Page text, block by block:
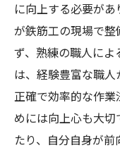
に向上する必要が
が鉄筋工の現場で
ず、熟練の職人に
は、経験豊富な職人
正確で効率的な作
めには向上心も大
たり、自分自身が